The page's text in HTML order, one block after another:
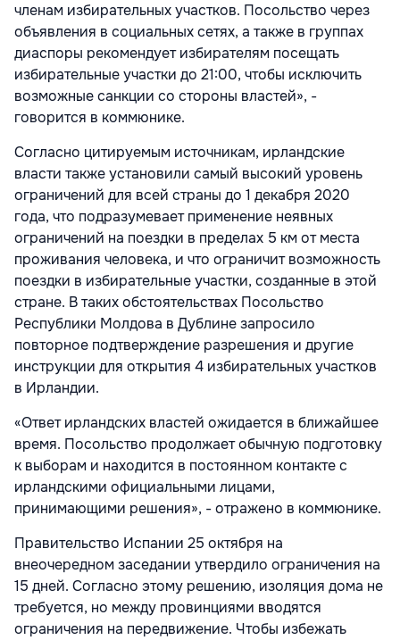
членам избирательных участков. Посольство через
объявления в социальных сетях, а также в группах
диаспоры рекомендует избирателям посещать
избирательные участки до 21:00, чтобы исключить
возможные санкции со стороны властей», -
говорится в коммюнике.
Согласно цитируемым источникам, ирландские
власти также установили самый высокий уровень
ограничений для всей страны до 1 декабря 2020
года, что подразумевает применение неявных
ограничений на поездки в пределах 5 км от места
проживания человека, и что ограничит возможность
поездки в избирательные участки, созданные в этой
стране. В таких обстоятельствах Посольство
Республики Молдова в Дублине запросило
повторное подтверждение разрешения и другие
инструкции для открытия 4 избирательных участков
в Ирландии.
«Ответ ирландских властей ожидается в ближайшее
время. Посольство продолжает обычную подготовку
к выборам и находится в постоянном контакте с
ирландскими официальными лицами,
принимающими решения», - отражено в коммюнике.
Правительство Испании 25 октября на
внеочередном заседании утвердило ограничения на
15 дней. Согласно этому решению, изоляция дома не
требуется, но между провинциями вводятся
ограничения на передвижение. Чтобы избежать